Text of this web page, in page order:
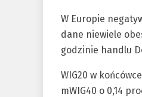
W Europie
dane niewiele
godzinie handlu
WIG20 w
mWIG40 o 0,14